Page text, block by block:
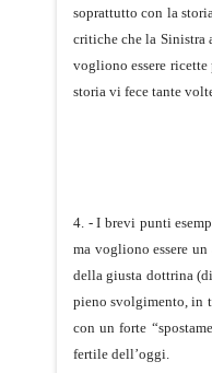
soprattutto con la
critiche che la Sinistra
vogliono essere
storia vi fece tante
4. - I brevi punti
ma vogliono essere
della giusta dottrina
pieno svolgimento, in
con un forte
fertile dell’oggi.